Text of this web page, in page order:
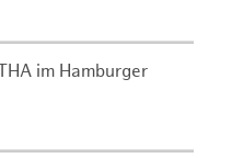
im Hamburger